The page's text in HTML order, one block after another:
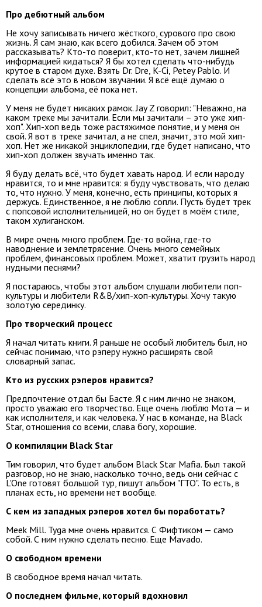
Про дебютный альбом
Не хочу записывать ничего жёсткого, сурового про свою
жизнь. Я сам знаю, как всего добился. Зачем об этом
рассказывать? Кто-то поверит, кто-то нет, зачем лишней
информацией кидаться? Я бы хотел сделать что-нибудь
крутое в старом духе. Взять Dr. Dre, K-Ci, Petey Pablo. И
сделать всё это в новом звучании. Я всё ещё думаю о
концепции альбома, её пока нет.
У меня не будет никаких рамок. Jay Z говорил: "Неважно, на
каком треке мы зачитали. Если мы зачитали – это уже хип-
хоп". Хип-хоп ведь тоже растяжимое понятие, и у меня он
свой. Я вот в треке зачитал, а не спел, значит, это мой хип-
хоп. Нет же никакой энциклопедии, где будет написано, что
хип-хоп должен звучать именно так.
Я буду делать всё, что будет хавать народ. И если народу
нравится, то и мне нравится: я буду чувствовать, что делаю
то, что нужно. У меня, конечно, есть принципы, которых я
держусь. Единственное, я не люблю сопли. Пусть будет трек
с попсовой исполнительницей, но он будет в моём стиле,
таком хулиганском.
В мире очень много проблем. Где-то война, где-то
наводнение и землетрясение. Очень много семейных
проблем, финансовых проблем. Может, хватит грузить народ
нудными песнями?
Я постараюсь, чтобы этот альбом слушали любители поп-
культуры и любители R&B/хип-хоп-культуры. Хочу такую
золотую серединку.
Про творческий процесс
Я начал читать книги. Я раньше не особый любитель был, но
сейчас понимаю, что рэперу нужно расширять свой
словарный запас.
Кто из русских рэперов нравится?
Предпочтение отдал бы Басте. Я с ним лично не знаком,
просто уважаю его творчество. Еще очень люблю Мота — и
как исполнителя, и как человека. У нас в команде, на Black
Star, отношения со всеми, слава богу, хорошие.
О компиляции Black Star
Тим говорил, что будет альбом Black Star Mafia. Был такой
разговор, но не знаю, насколько точно, ведь они сейчас с
L'One готовят большой тур, пишут альбом "ГТО". То есть, в
планах есть, но времени нет вообще.
С кем из западных рэперов хотел бы поработать?
Meek Mill. Tyga мне очень нравится. С Фифтиком — само
собой. С ним нужно сделать песню. Еще Mavado.
О свободном времени
В свободное время начал читать.
О последнем фильме, который вдохновил